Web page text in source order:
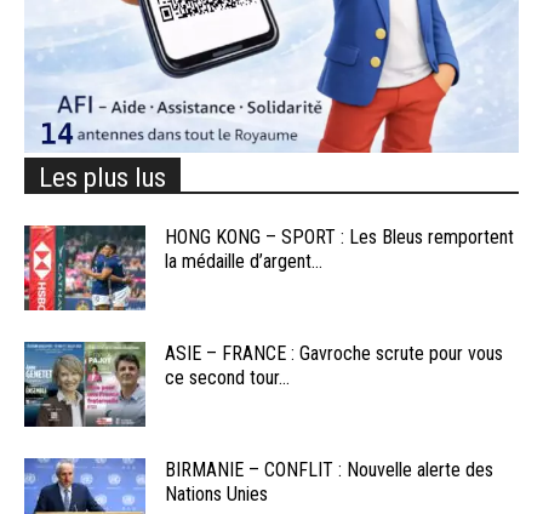
Les plus lus
HONG KONG – SPORT : Les Bleus remportent
la médaille d’argent...
ASIE – FRANCE : Gavroche scrute pour vous
ce second tour...
BIRMANIE – CONFLIT : Nouvelle alerte des
Nations Unies